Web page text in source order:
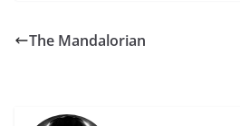
The Mandalorian